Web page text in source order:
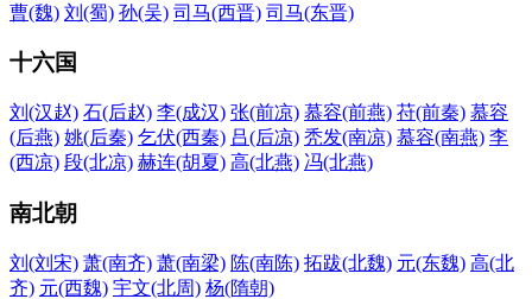
曹(魏) 刘 (蜀) 孙(吴) 司马(西晋) 司马(东晋)
十六国
刘 (汉赵) 石(后赵) 李(成汉) 张(前凉) 慕容(前燕) 苻(前秦) 慕容
(后燕) 姚(后秦) 乞伏(西秦) 吕(后凉) 秃发(南凉) 慕容(南燕) 李
(西凉) 段(北凉) 赫连(胡夏) 高(北燕) 冯(北燕)
南北朝
刘 (刘宋) 萧(南齐) 萧(南梁) 陈(南陈) 拓跋(北魏) 元(东魏) 高(北
齐) 元(西魏) 宇文(北周) 杨(隋朝)